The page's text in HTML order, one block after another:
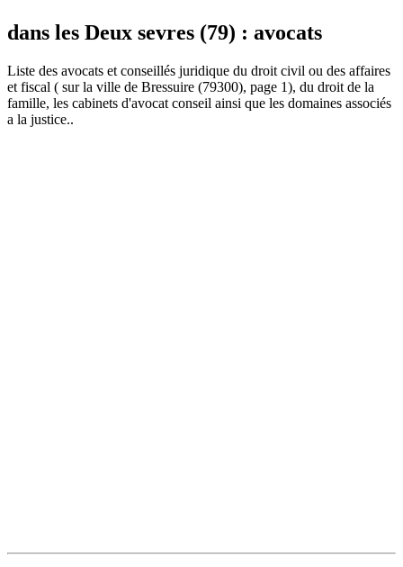
dans les Deux sevres (79) : avocats
Liste des avocats et conseillés juridique du droit civil ou des affaires
et fiscal ( sur la ville de Bressuire (79300), page 1), du droit de la
famille, les cabinets d'avocat conseil ainsi que les domaines associés
a la justice..